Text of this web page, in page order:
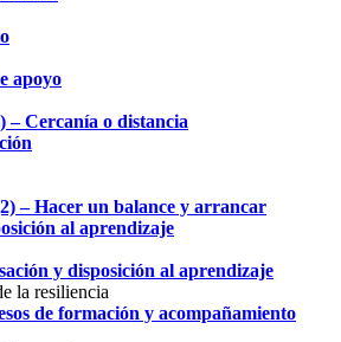
apoyo
– Cercanía o distancia
– Hacer un balance y arrancar
al aprendizaje
y disposición al aprendizaje
la resiliencia
de formación y acompañamiento